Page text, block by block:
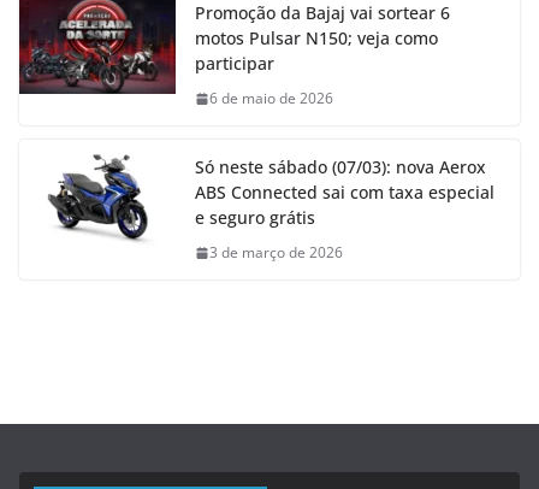
Promoção da Bajaj vai sortear 6
motos Pulsar N150; veja como
participar
6 de maio de 2026
Só neste sábado (07/03): nova Aerox
ABS Connected sai com taxa especial
e seguro grátis
3 de março de 2026